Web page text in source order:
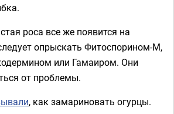
роса все же появится на
опрыскать Фитоспорином-М,
или Гамаиром. Они
от проблемы.
, как замариновать огурцы.